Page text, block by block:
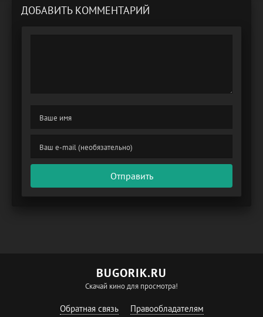
ДОБАВИТЬ КОММЕНТАРИЙ
Отправить
BUGORIK.RU
Скачай кино для просмотра!
Обратная связь Правообладателям